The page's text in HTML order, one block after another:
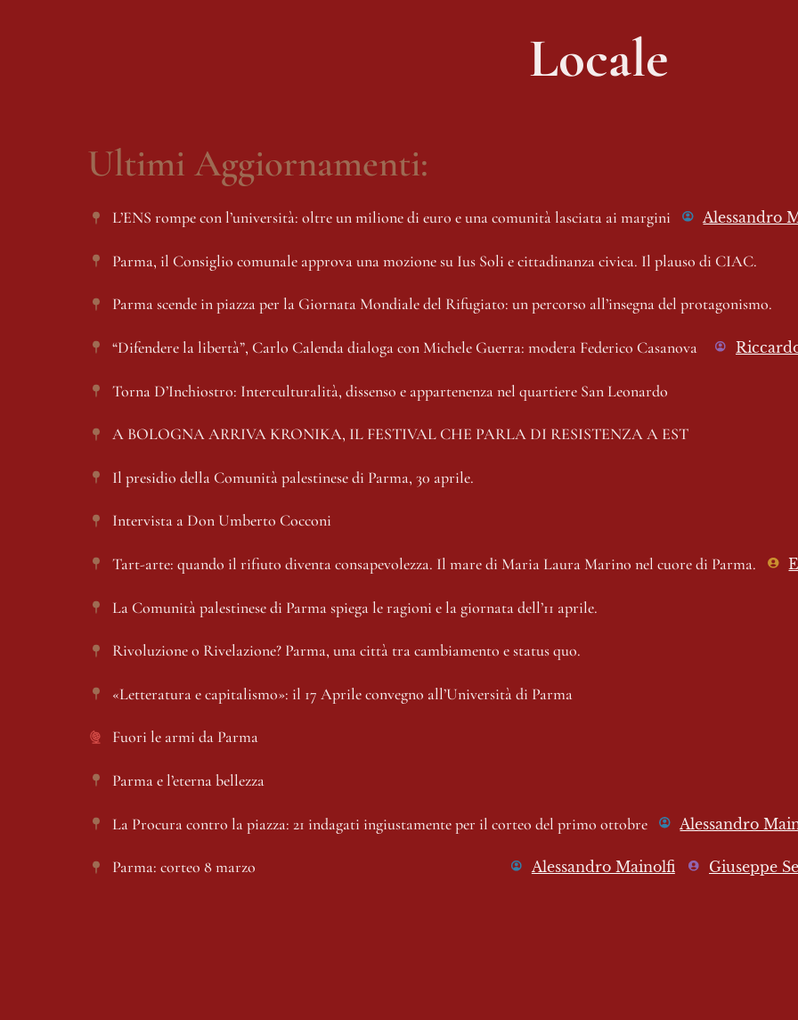
Locale
Ultimi Aggiornamenti:
L’ENS rompe con l’università: oltre un milione di euro e una comunità lasciata ai margini Alessandro
Parma, il Consiglio comunale approva una mozione su Ius Soli e cittadinanza civica. Il plauso di CIAC.
Parma scende in piazza per la Giornata Mondiale del Rifugiato: un percorso all’insegna del protagonismo.
“Difendere la libertà”, Carlo Calenda dialoga con Michele Guerra: modera Federico Casanova
Torna D’Inchiostro: Interculturalità, dissenso e appartenenza nel quartiere San Leonardo
A BOLOGNA ARRIVA KRONIKA, IL FESTIVAL CHE PARLA DI RESISTENZA A EST
Il presidio della Comunità palestinese di Parma, 30 aprile.
Intervista a Don Umberto Cocconi
Tart-arte: quando il rifiuto diventa consapevolezza. Il mare di Maria Laura Marino nel cuore di Parma.
La Comunità palestinese di Parma spiega le ragioni e la giornata dell’11 aprile.
Rivoluzione o Rivelazione? Parma, una città tra cambiamento e status quo.
«Letteratura e capitalismo»: il 17 Aprile convegno all’Università di Parma
Fuori le armi da Parma
Parma e l’eterna bellezza
La Procura contro la piazza: 21 indagati ingiustamente per il corteo del primo ottobre Alessandro
Parma: corteo 8 marzo Alessandro Mainolfi Giuseppe